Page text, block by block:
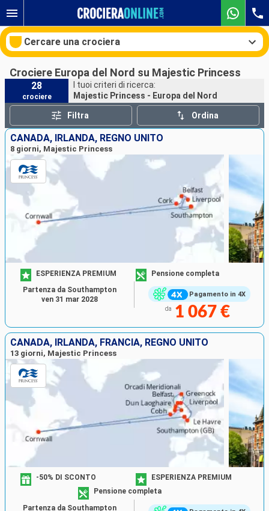
Cercare una crociera
Le nostre destinazioni
Mesi di partenza
Porti Compagnie
Crociere Europa del Nord su Majestic Princess
28
crociere
I tuoi criteri di ricerca:
Majestic Princess - Europa del Nord
Filtra Ordina
CANADA, IRLANDA, REGNO UNITO
8 giorni, Majestic Princess
Pagamento in 4X
ESPERIENZA PREMIUM Pensione completa
da 1 067 €
Partenza da Southampton
ven 31 mar 2028
CANADA, IRLANDA, FRANCIA, REGNO UNITO
13 giorni, Majestic Princess
-50% DI SCONTO
ESPERIENZA PREMIUM
Pensione completa
Partenza da Southampton